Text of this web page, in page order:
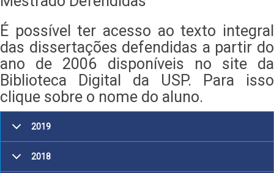
É possível ter acesso ao texto integral
das dissertações defendidas a partir do
ano de 2006 disponíveis no site da
Biblioteca Digital da USP. Para isso
clique sobre o nome do aluno.
2019
2018